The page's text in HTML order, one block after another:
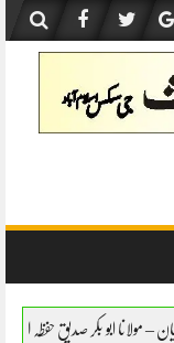
اہل کتاب کے برتن